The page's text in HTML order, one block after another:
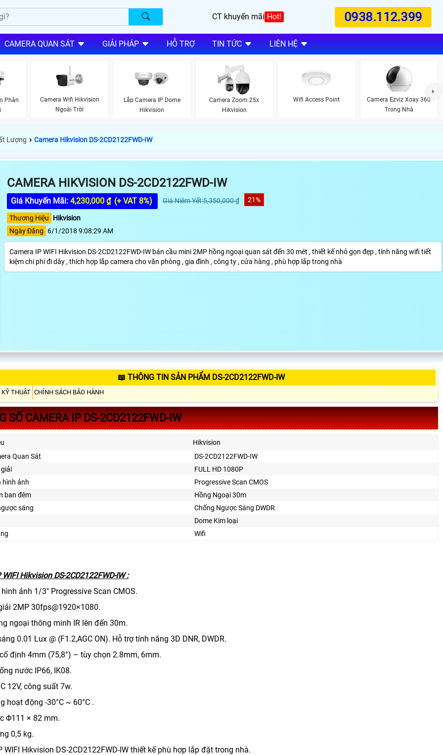
CT khuyến mãi Hot! 0938.112.399
CAMERA QUAN SÁT GIẢI PHÁP HỖ TRỢ TIN TỨC LIÊN HỆ
Phân
Camera Wifi Hikvision
Ngoài Trời
Lắp Camera IP Dome
Hikvision
Camera Zoom 25x
Hikvision
Wifi Access Point
Camera Ezviz Xoay 360
Trong Nhà
Lượng › Camera Hikvision DS-2CD2122FWD-IW
CAMERA HIKVISION DS-2CD2122FWD-IW
Giá Khuyến Mãi: 4,230,000 ₫ (+ VAT 8%) Giá Niêm Yết:5,350,000 ₫ 21%
Thương Hiệu
Hikvision
Ngày Đăng
6/1/2018 9:08:29 AM
Camera IP WIFI Hikvision DS-2CD2122FWD-IW bán cầu mini 2MP hồng ngoại quan sát đến 30 mét , thiết kế nhỏ gọn đẹp , tính năng wifi tiết
kiệm chi phí đi dây , thích hợp lắp camera cho văn phòng , gia đình , công ty , cửa hàng , phù hợp lắp trong nhà
📖 THÔNG TIN SẢN PHẨM DS-2CD2122FWD-IW
THUẬT CHÍNH SÁCH BẢO HÀNH
SỐ CAMERA IP DS-2CD2122FWD-IW
Hikvision
Quan Sát
DS-2CD2122FWD-IW
FULL HD 1080P
hình ảnh
Progressive Scan CMOS
ban đêm
Hồng Ngoại 30m
sáng
Chống Ngược Sáng DWDR
Dome Kim loại
Wifi
WIFI Hikvision DS-2CD2122FWD-IW :
ảnh 1/3″ Progressive Scan CMOS.
2MP 30fps@1920×1080.
ngoại thông minh IR lên đến 30m.
0.01 Lux @ (F1.2,AGC ON). Hỗ trợ tính năng 3D DNR, DWDR.
định 4mm (75,8°) – tùy chọn 2.8mm, 6mm.
nước IP66, IK08.
12V, công suất 7w.
hoạt động -30°C ~ 60°C .
Φ111 × 82 mm.
0,5 kg.
WIFI Hikvision DS-2CD2122FWD-IW thiết kế phù hợp lắp đặt trong nhà.